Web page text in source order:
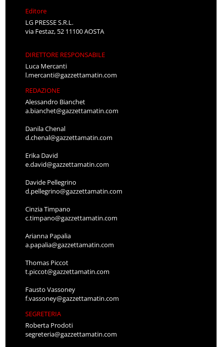
Editore
LG PRESSE S.R.L.
via Festaz, 52 11100 AOSTA
DIRETTORE RESPONSABILE
Luca Mercanti
l.mercanti@gazzettamatin.com
REDAZIONE
Alessandro Bianchet
a.bianchet@gazzettamatin.com
Danila Chenal
d.chenal@gazzettamatin.com
Erika David
e.david@gazzettamatin.com
Davide Pellegrino
d.pellegrino@gazzettamatin.com
Cinzia Timpano
c.timpano@gazzettamatin.com
Arianna Papalia
a.papalia@gazzettamatin.com
Thomas Piccot
t.piccot@gazzettamatin.com
Fausto Vassoney
f.vassoney@gazzettamatin.com
SEGRETERIA
Roberta Prodoti
segreteria@gazzettamatin.com